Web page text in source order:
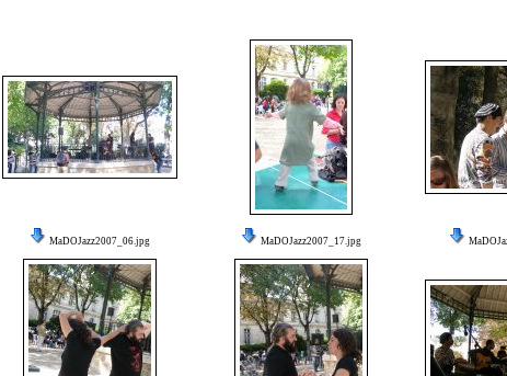
MaDOJazz2007_06.jpg MaDOJazz2007_17.jpg